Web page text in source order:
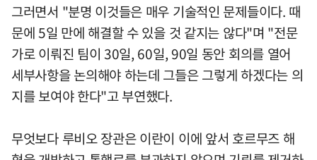
그러면서 "분명 이것들은 매우 기술적인 문제들이다. 때
문에 5일 만에 해결할 수 있을 것 같지는 않다"며 "전문
가로 이뤄진 팀이 30일, 60일, 90일 동안 회의를 열어
세부사항을 논의해야 하는데 그들은 그렇게 하겠다는 의
지를 보여야 한다"고 부연했다.
무엇보다 루비오 장관은 이란이 이에 앞서 호르무즈 해